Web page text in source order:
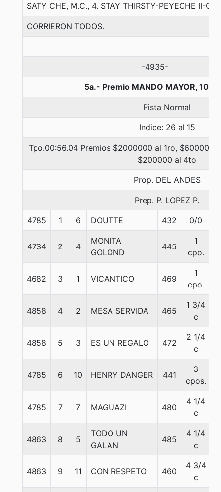
SATY CHE, M.C., 4. STAY THIRSTY-PEYECHE II-
CORRIERON TODOS.
-4935-
5a.- Premio MANDO MAYOR,
Pista Normal
Indice: 26 al 15
Tpo.00:56.04 Premios $2000000 al 1ro, $600000
$200000 al 4to
Prop. DEL ANDES
Prep. P. LOPEZ P.
4785 1 6 DOUTTE 432 0/0
4734 2 4
MONITA
GOLOND
445
1
cpo.
4682 3 1 VICANTICO 469
1
cpo.
4858 4 2 MESA SERVIDA 465
1 3/4
c
4858 5 3 ES UN REGALO 472
2 1/4
c
4785 6 10 HENRY DANGER 441
3
cpos.
4785 7 7 MAGUAZI 480
4 1/4
c
4863 8 5
TODO UN
GALAN
485
4 1/4
c
4863 9 11 CON RESPETO 460
4 3/4
c